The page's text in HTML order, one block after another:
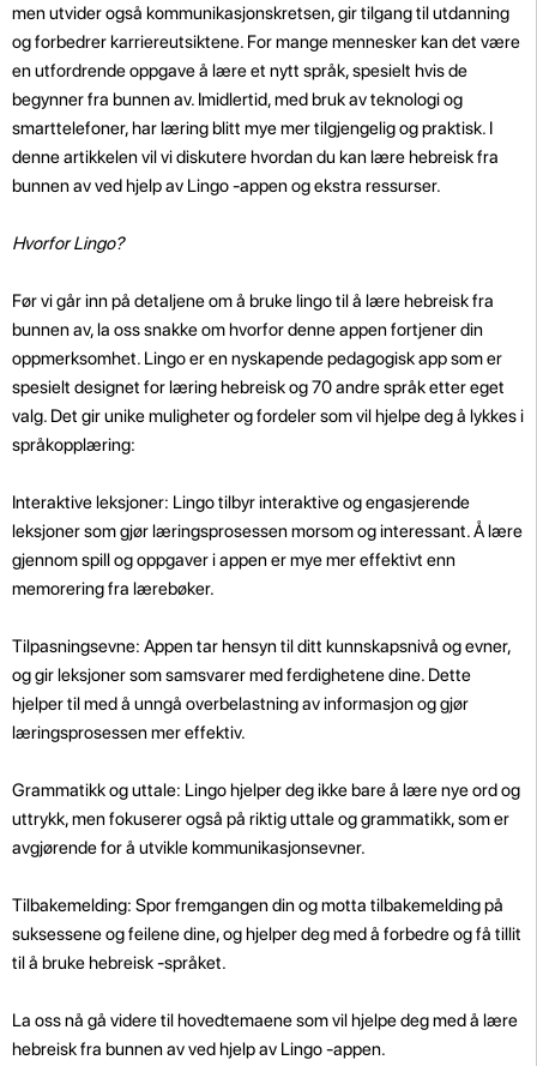
men utvider også kommunikasjonskretsen, gir tilgang til utdanning
og forbedrer karriereutsiktene. For mange mennesker kan det være
en utfordrende oppgave å lære et nytt språk, spesielt hvis de
begynner fra bunnen av. Imidlertid, med bruk av teknologi og
smarttelefoner, har læring blitt mye mer tilgjengelig og praktisk. I
denne artikkelen vil vi diskutere hvordan du kan lære hebreisk fra
bunnen av ved hjelp av Lingo -appen og ekstra ressurser.
Hvorfor Lingo?
Før vi går inn på detaljene om å bruke lingo til å lære hebreisk fra
bunnen av, la oss snakke om hvorfor denne appen fortjener din
oppmerksomhet. Lingo er en nyskapende pedagogisk app som er
spesielt designet for læring hebreisk og 70 andre språk etter eget
valg. Det gir unike muligheter og fordeler som vil hjelpe deg å lykkes i
språkopplæring:
Interaktive leksjoner: Lingo tilbyr interaktive og engasjerende
leksjoner som gjør læringsprosessen morsom og interessant. Å lære
gjennom spill og oppgaver i appen er mye mer effektivt enn
memorering fra lærebøker.
Tilpasningsevne: Appen tar hensyn til ditt kunnskapsnivå og evner,
og gir leksjoner som samsvarer med ferdighetene dine. Dette
hjelper til med å unngå overbelastning av informasjon og gjør
læringsprosessen mer effektiv.
Grammatikk og uttale: Lingo hjelper deg ikke bare å lære nye ord og
uttrykk, men fokuserer også på riktig uttale og grammatikk, som er
avgjørende for å utvikle kommunikasjonsevner.
Tilbakemelding: Spor fremgangen din og motta tilbakemelding på
suksessene og feilene dine, og hjelper deg med å forbedre og få tillit
til å bruke hebreisk -språket.
La oss nå gå videre til hovedtemaene som vil hjelpe deg med å lære
hebreisk fra bunnen av ved hjelp av Lingo -appen.